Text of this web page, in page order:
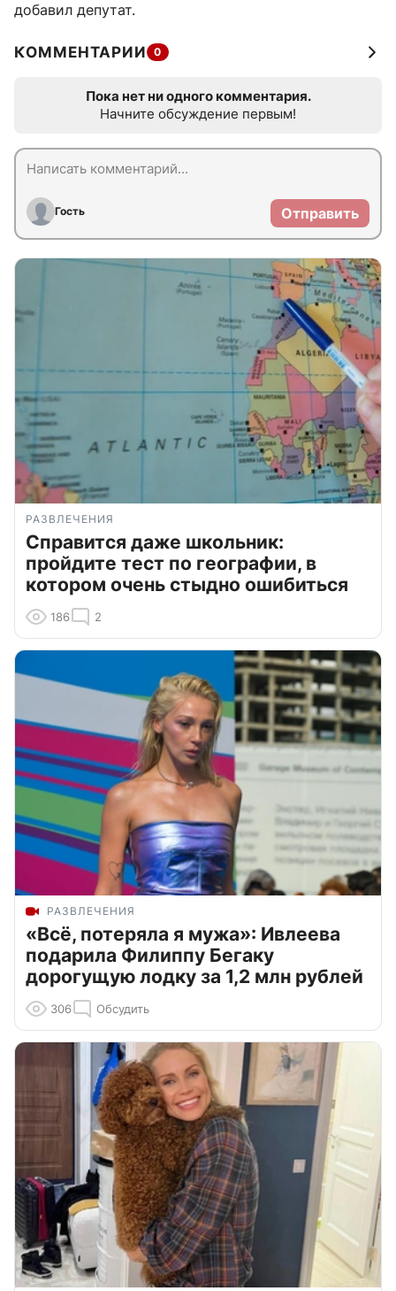
добавил депутат.
КОММЕНТАРИИ 0
Пока нет ни одного комментария.
Начните обсуждение первым!
Гость Отправить
РАЗВЛЕЧЕНИЯ
Справится даже школьник:
пройдите тест по географии, в
котором очень стыдно ошибиться
186 2
РАЗВЛЕЧЕНИЯ
«Всё, потеряла я мужа»: Ивлеева
подарила Филиппу Бегаку
дорогущую лодку за 1,2 млн рублей
306 Обсудить